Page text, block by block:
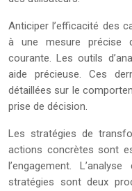
Anticiper l’efficacité des
à une mesure précise
courante. Les outils
aide précieuse. Ces
détaillées sur le
prise de décision.
Les stratégies de
actions concrètes sont
l’engagement.
stratégies sont deux